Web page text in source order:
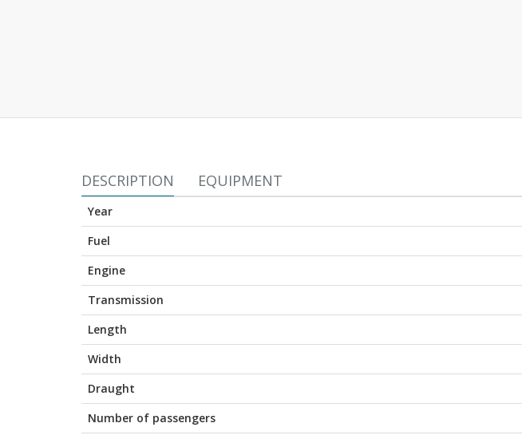
DESCRIPTION EQUIPMENT
Year
Fuel
Engine
Transmission
Length
Width
Draught
Number of passengers